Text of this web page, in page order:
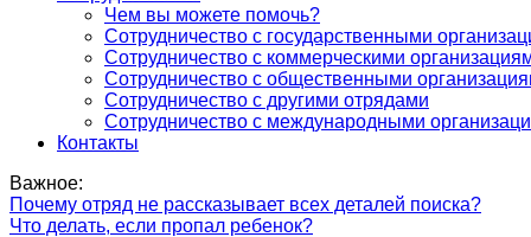
Чем вы можете помочь?
Сотрудничество с государственными
Сотрудничество с коммерческими
Сотрудничество с общественными
Сотрудничество с другими отрядами
Сотрудничество с международными
Контакты
Важное:
Почему отряд не рассказывает всех деталей поиска?
Что делать, если пропал ребенок?